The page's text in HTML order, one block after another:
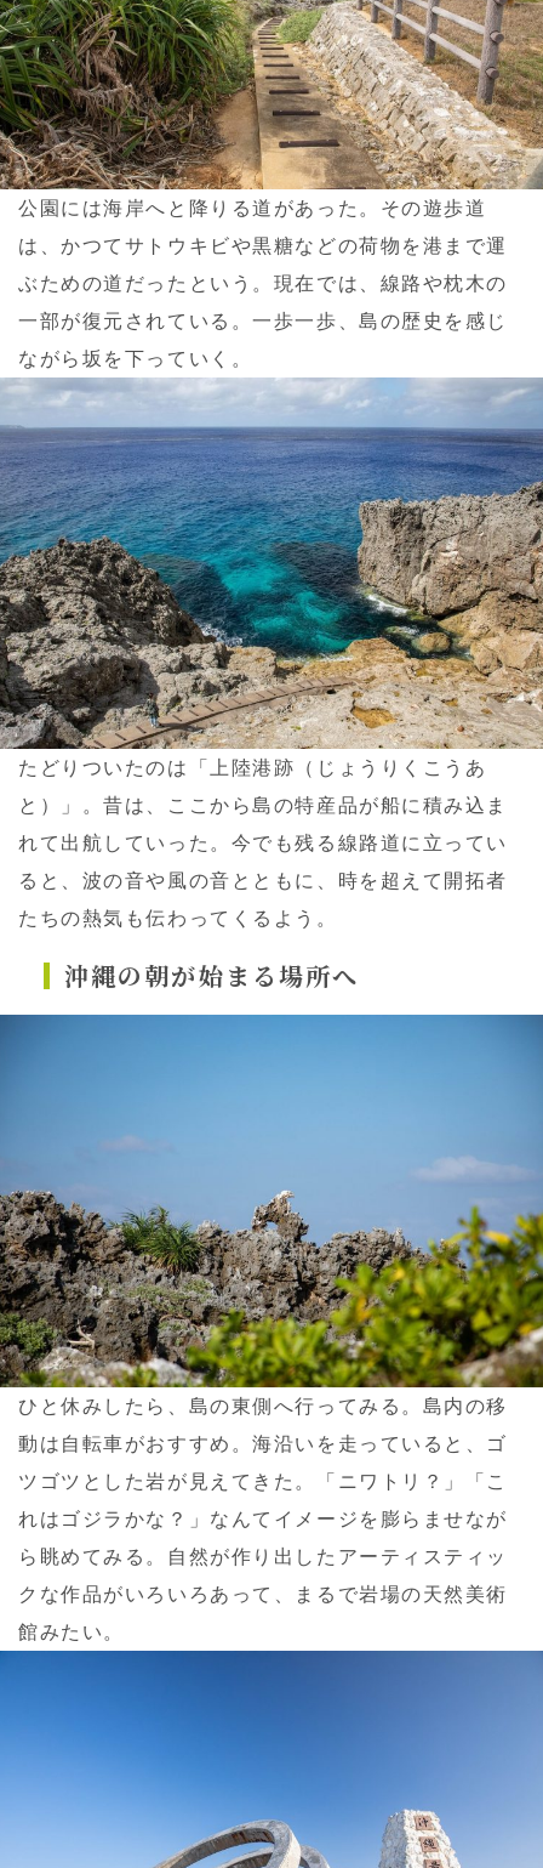
公園には海岸へと降りる道があった。その遊歩道
は、かつてサトウキビや黒糖などの荷物を港まで運
ぶための道だったという。現在では、線路や枕木の
一部が復元されている。一歩一歩、島の歴史を感じ
ながら坂を下っていく。
たどりついたのは「上陸港跡（じょうりくこうあ
と）」。昔は、ここから島の特産品が船に積み込ま
れて出航していった。今でも残る線路道に立ってい
ると、波の音や風の音とともに、時を超えて開拓者
たちの熱気も伝わってくるよう。
沖縄の朝が始まる場所へ
ひと休みしたら、島の東側へ行ってみる。島内の移
動は自転車がおすすめ。海沿いを走っていると、ゴ
ツゴツとした岩が見えてきた。「ニワトリ？」「こ
れはゴジラかな？」なんてイメージを膨らませなが
ら眺めてみる。自然が作り出したアーティスティッ
クな作品がいろいろあって、まるで岩場の天然美術
館みたい。